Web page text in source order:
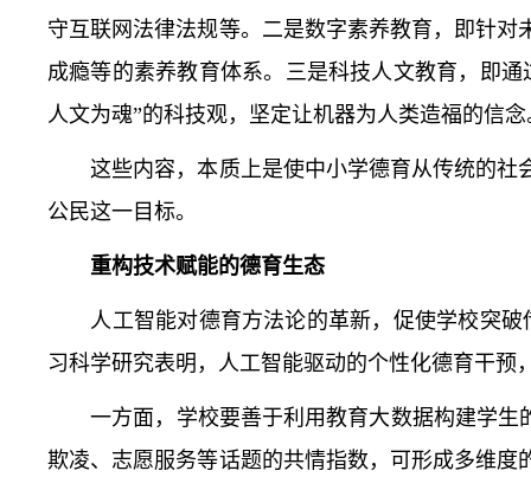
守互联网法律法规等。二是数字素养教育，即针
成瘾等的素养教育体系。三是科技人文教育，即
人文为魂”的科技观，坚定让机器为人类造福的信念
这些内容，本质上是使中小学德育从传统的社
公民这一目标。
重构技术赋能的德育生态
人工智能对德育方法论的革新，促使学校突破
习科学研究表明，人工智能驱动的个性化德育干
一方面，学校要善于利用教育大数据构建学生
欺凌、志愿服务等话题的共情指数，可形成多维